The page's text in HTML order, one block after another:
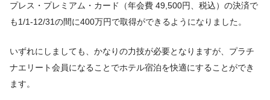
プレス・プレミアム・カード（年会費 49,500円、税込）の決済で
も1/1-12/31の間に400万円で取得ができるようになりました。
いずれにしましても、かなりの力技が必要となりますが、プラチ
ナエリート会員になることでホテル宿泊を快適にすることができ
ます。